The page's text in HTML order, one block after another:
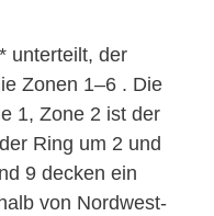
unterteilt, der
Zonen 1–6 . Die
1, Zone 2 ist der
Ring um 2 und
9 decken ein
von Nordwest-